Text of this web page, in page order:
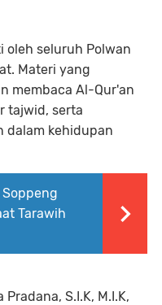
oleh seluruh Polwan
Materi yang
membaca Al-Qur'an
tajwid, serta
dalam kehidupan
Tarawih
S.I.K, M.I.K,